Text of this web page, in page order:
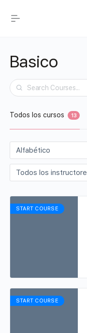
Basico
Buscar
Todos los cursos 13
START COURSE
START COURSE